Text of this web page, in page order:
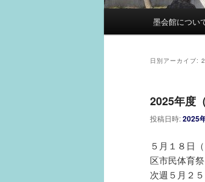
墨会館につい
日別アーカイブ:
2025年度
投稿日時:2025
５月１８日
区市民体育
次週５月２